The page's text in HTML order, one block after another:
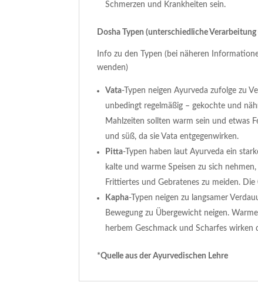
Schmerzen und Krankheiten sein.
Dosha Typen (unterschiedliche
Info zu den Typen (bei näheren
wenden)
Vata-Typen neigen Ayurveda zufolge zu
unbedingt regelmäßig – gekochte und
Mahlzeiten sollten warm sein und etwas
und süß, da sie Vata entgegenwirken.
Pitta-Typen haben laut Ayurveda ein
kalte und warme Speisen zu sich
Frittiertes und Gebratenes zu meiden.
Kapha-Typen neigen zu langsamer
Bewegung zu Übergewicht neigen.
herbem Geschmack und Scharfes wirken
*Quelle aus der Ayurvedischen Lehre